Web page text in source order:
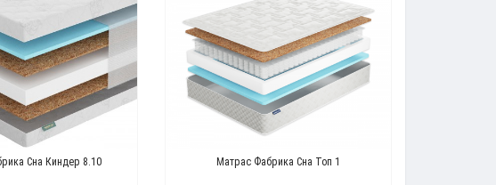
Сна Киндер 8.10 Матрас Фабрика Сна Топ 1